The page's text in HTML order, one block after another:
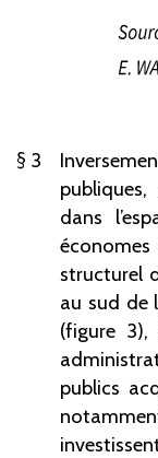
3
dans
structurel
au sud de
(figure
publics